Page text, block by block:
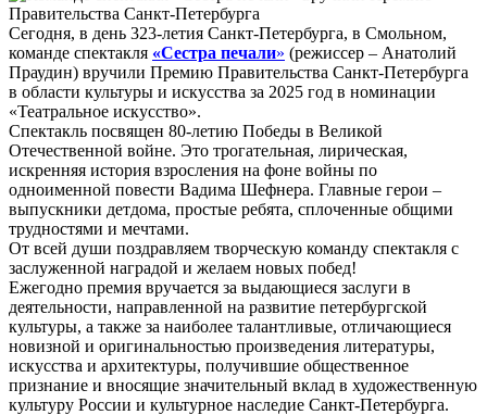
Сегодня, в день 323-летия Санкт-Петербурга, в Смольном,
команде спектакля «Сестра печали» (режиссер – Анатолий
Праудин) вручили Премию Правительства Санкт-Петербурга
в области культуры и искусства за 2025 год в номинации
«Театральное искусство».
Спектакль посвящен 80-летию Победы в Великой
Отечественной войне. Это трогательная, лирическая,
искренняя история взросления на фоне войны по
одноименной повести Вадима Шефнера. Главные герои –
выпускники детдома, простые ребята, сплоченные общими
трудностями и мечтами.
От всей души поздравляем творческую команду спектакля с
заслуженной наградой и желаем новых побед!
Ежегодно премия вручается за выдающиеся заслуги в
деятельности, направленной на развитие петербургской
культуры, а также за наиболее талантливые, отличающиеся
новизной и оригинальностью произведения литературы,
искусства и архитектуры, получившие общественное
признание и вносящие значительный вклад в художественную
культуру России и культурное наследие Санкт‑Петербурга.